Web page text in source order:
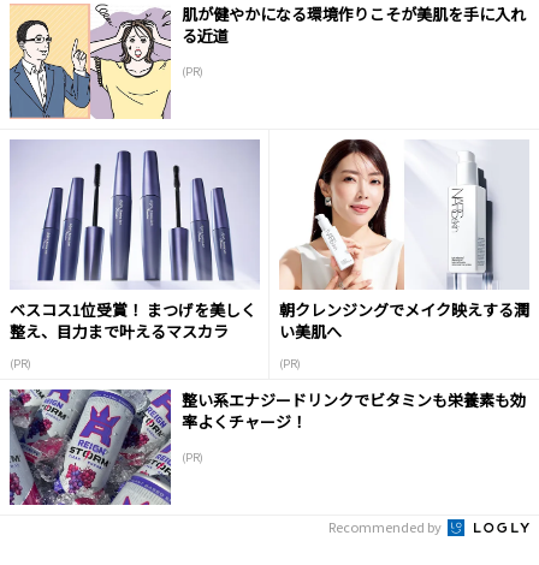
肌が健やかになる環境作りこそが美肌を手に入れ
る近道
(PR)
ベスコス1位受賞！ まつげを美しく
整え、目力まで叶えるマスカラ
(PR)
朝クレンジングでメイク映えする潤
い美肌へ
(PR)
整い系エナジードリンクでビタミンも栄養素も効
率よくチャージ！
(PR)
Recommended by